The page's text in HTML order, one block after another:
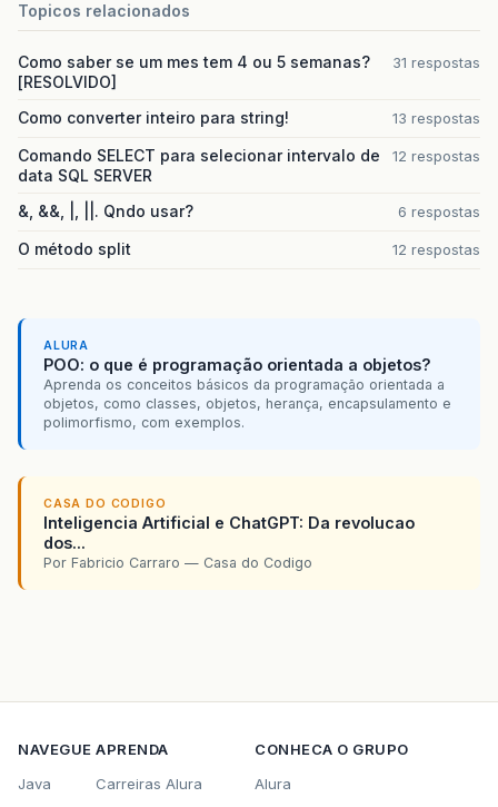
Topicos relacionados
Como saber se um mes tem 4 ou 5 semanas?
[RESOLVIDO]
31 respostas
Como converter inteiro para string! 13 respostas
Comando SELECT para selecionar intervalo de
data SQL SERVER
12 respostas
&, &&, |, ||. Qndo usar? 6 respostas
O método split 12 respostas
ALURA
POO: o que é programação orientada a objetos?
Aprenda os conceitos básicos da programação orientada a
objetos, como classes, objetos, herança, encapsulamento e
polimorfismo, com exemplos.
CASA DO CODIGO
Inteligencia Artificial e ChatGPT: Da revolucao
dos...
Por Fabricio Carraro — Casa do Codigo
NAVEGUE
Java
APRENDA
Carreiras Alura
CONHECA O GRUPO
Alura